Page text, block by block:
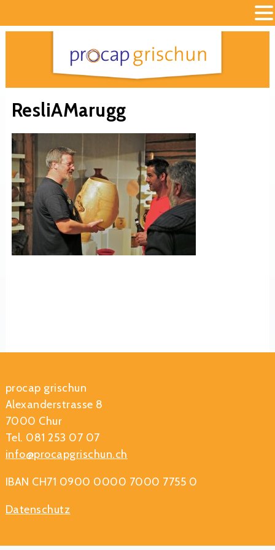
ResliAMarugg
procap grischun
Alexanderstrasse 8
7000 Chur
Tel. 081 253 07 07
info@procapgrischun.ch
IBAN CH71 0900 0000 7000 7755 0
Datenschutz